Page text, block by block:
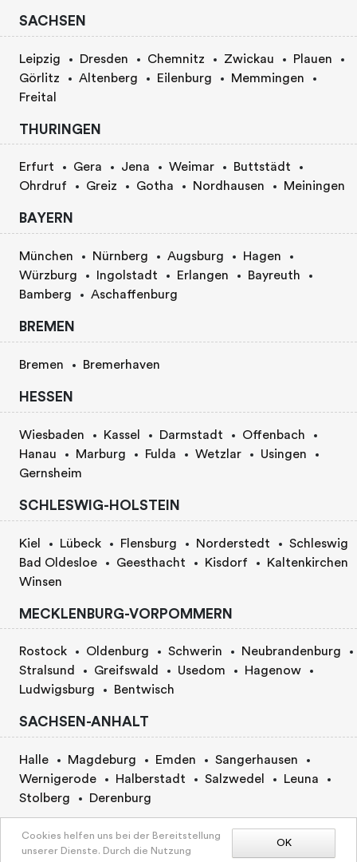
SACHSEN
Leipzig Dresden Chemnitz Zwickau
Plauen
Görlitz
Altenberg Eilenburg
Memmingen
Freital
THURINGEN
Erfurt Gera Jena Weimar
Buttstädt
Ohrdruf
Greiz Gotha Nordhausen Meiningen
BAYERN
München Nürnberg Augsburg
Hagen
Würzburg
Ingolstadt Erlangen
Bayreuth
Bamberg
Aschaffenburg
BREMEN
Bremen Bremerhaven
HESSEN
Wiesbaden Kassel Darmstadt
Offenbach
Hanau
Marburg Fulda Wetzlar
Usingen
Gernsheim
SCHLESWIG-HOLSTEIN
Kiel Lübeck Flensburg Norderstedt
Schleswig
Bad Oldesloe
Geesthacht Kisdorf
Kaltenkirchen
Winsen
MECKLENBURG-VORPOMMERN
Rostock Oldenburg Schwerin
Neubrandenburg
Stralsund
Greifswald Usedom
Hagenow
Ludwigsburg
Bentwisch
SACHSEN-ANHALT
Halle Magdeburg Emden
Sangerhausen
Wernigerode
Halberstadt Salzwedel
Leuna
Stolberg
Derenburg
BERLIN
OK
Cookies helfen uns bei der Bereitstellung
unserer Dienste. Durch die Nutzung